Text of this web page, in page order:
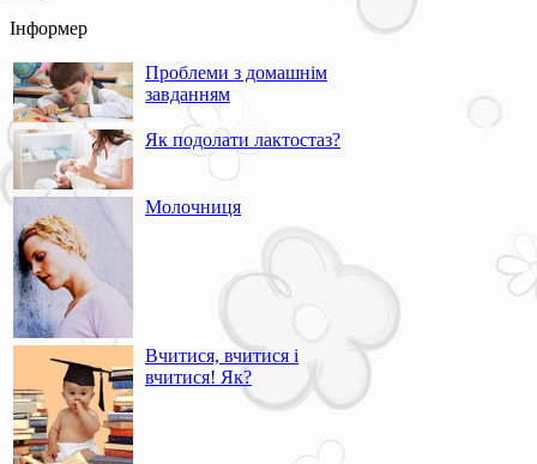
Інформер
Проблеми з домашнім
завданням
Як подолати лактостаз?
Молочниця
Вчитися, вчитися і
вчитися! Як?